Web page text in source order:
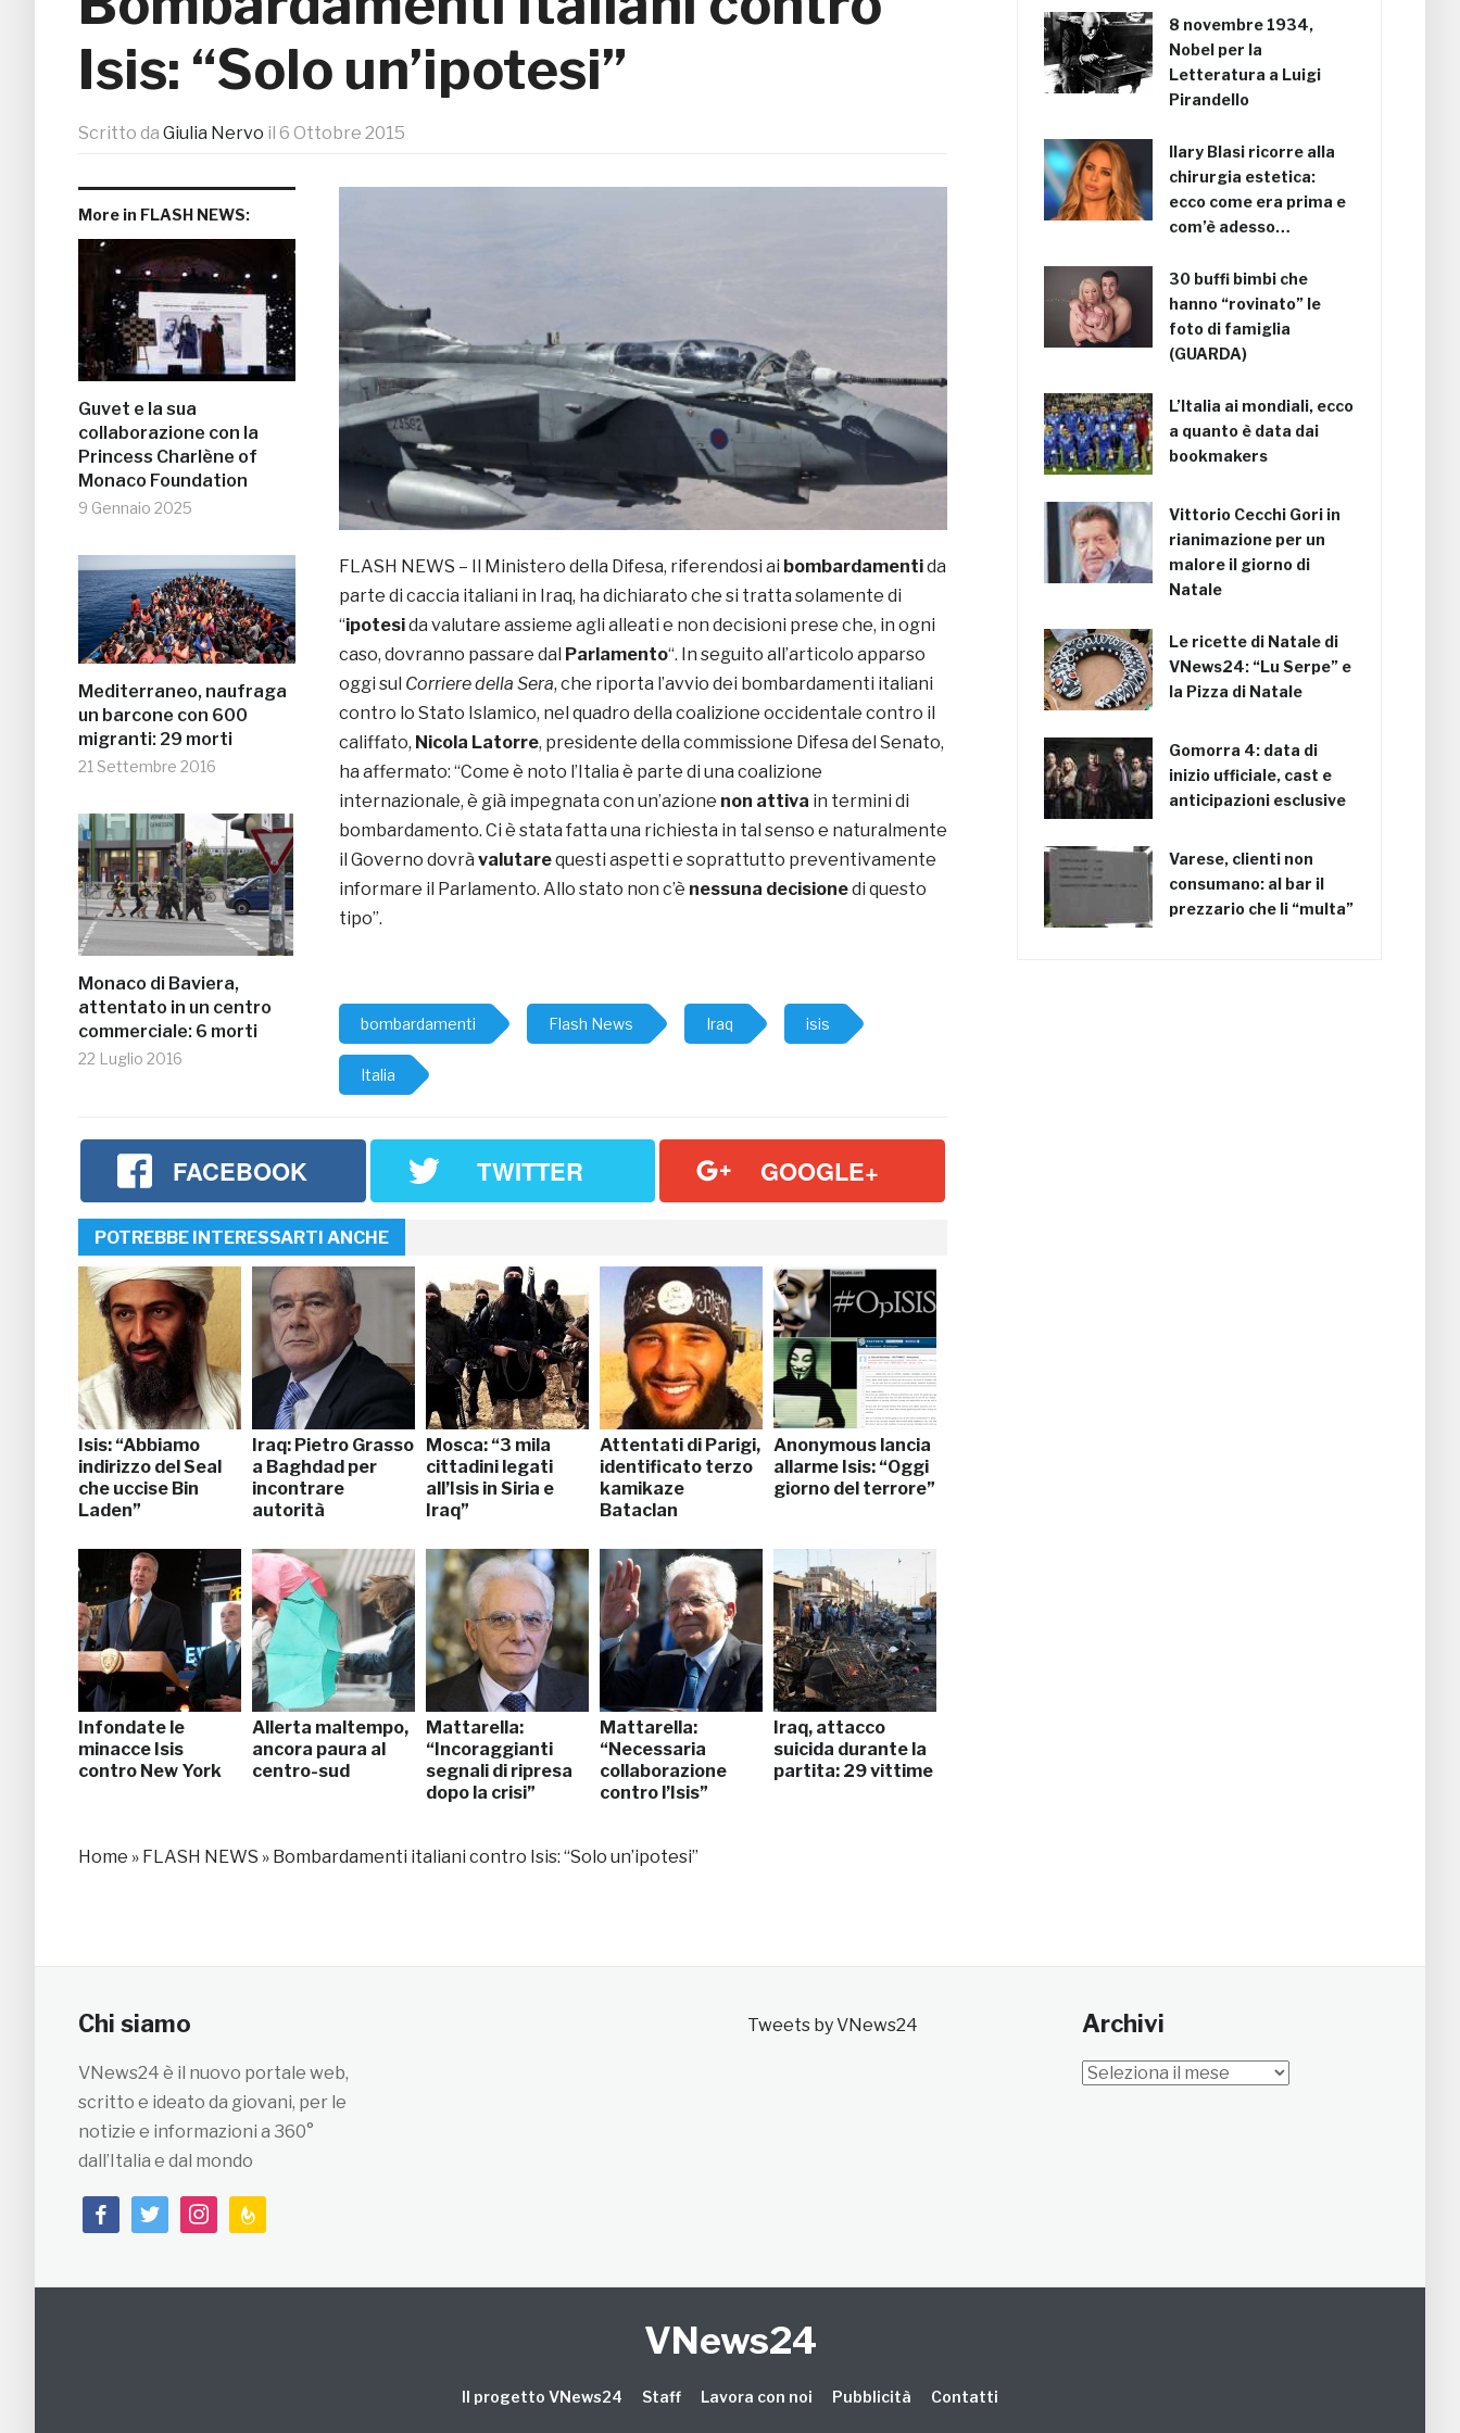
Isis: “Solo un’ipotesi”
Scritto da Giulia Nervo il 6 Ottobre 2015
More in FLASH NEWS:
Guvet e la sua
collaborazione con la
Princess Charlène of
Monaco Foundation
9 Gennaio 2025
Mediterraneo, naufraga
un barcone con 600
migranti: 29 morti
21 Settembre 2016
Monaco di Baviera,
attentato in un centro
commerciale: 6 morti
22 Luglio 2016
FLASH NEWS – Il Ministero della Difesa, riferendosi ai bombardamentida
parte di caccia italiani in Iraq, ha dichiarato che si tratta solamente di
“ipotesida valutare assieme agli alleati e non decisioni prese che, in ogni
caso, dovranno passare dal Parlamento“. In seguito all’articolo apparso
oggi sul Corriere della Sera, che riporta l’avvio dei bombardamenti italiani
contro lo Stato Islamico, nel quadro della coalizione occidentale contro il
califfato, Nicola Latorre, presidente della commissione Difesa del Senato,
ha affermato: “Come è noto l’Italia è parte di una coalizione
internazionale, è già impegnata con un’azione non attiva in termini di
bombardamento. Ci è stata fatta una richiesta in tal senso e naturalmente
il Governo dovrà valutarequesti aspetti e soprattutto preventivamente
informare il Parlamento. Allo stato non c’è nessuna decisionedi questo
tipo”.
bombardamenti Flash News Iraq isis
Italia
FACEBOOK TWITTER GOOGLE+
POTREBBE INTERESSARTI ANCHE
Isis: “Abbiamo
indirizzo del Seal
che uccise Bin
Laden”
Iraq: Pietro Grasso
a Baghdad per
incontrare
autorità
Mosca: “3 mila
cittadini legati
all’Isis in Siria e
Iraq”
Attentati di Parigi,
identificato terzo
kamikaze
Bataclan
Anonymous lancia
allarme Isis: “Oggi
giorno del terrore”
Infondate le
minacce Isis
contro New York
Allerta maltempo,
ancora paura al
centro-sud
Mattarella:
“Incoraggianti
segnali di ripresa
dopo la crisi”
Mattarella:
“Necessaria
collaborazione
contro l’Isis”
Iraq, attacco
suicida durante la
partita: 29 vittime
Home » FLASH NEWS » Bombardamenti italiani contro Isis: “Solo un’ipotesi”
8 novembre 1934,
Nobel per la
Letteratura a Luigi
Pirandello
Ilary Blasi ricorre alla
chirurgia estetica:
ecco come era prima e
com’è adesso…
30 buffi bimbi che
hanno “rovinato” le
foto di famiglia
(GUARDA)
L’Italia ai mondiali, ecco
a quanto è data dai
bookmakers
Vittorio Cecchi Gori in
rianimazione per un
malore il giorno di
Natale
Le ricette di Natale di
VNews24: “Lu Serpe” e
la Pizza di Natale
Gomorra 4: data di
inizio ufficiale, cast e
anticipazioni esclusive
Varese, clienti non
consumano: al bar il
prezzario che li “multa”
Chi siamo
VNews24 è il nuovo portale web,
scritto e ideato da giovani, per le
notizie e informazioni a 360°
dall’Italia e dal mondo
facebooktwitterinstagramfeedburner
Tweets by VNews24 Archivi
Archivi
VNews24
Il progetto VNews24 Staff Lavora con noi Pubblicità Contatti